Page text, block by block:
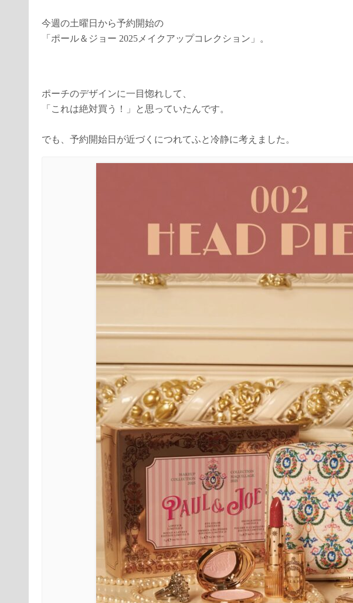
今週の土曜日から予約開始の
「ポール＆ジョー 2025メイクアップコレクション」。
ポーチのデザインに一目惚れして、
「これは絶対買う！」と思っていたんです。
でも、予約開始日が近づくにつれてふと冷静に考えました。